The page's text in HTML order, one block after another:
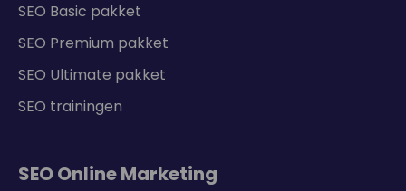
SEO Basic pakket
SEO Premium pakket
SEO Ultimate pakket
SEO trainingen
SEO Online Marketing